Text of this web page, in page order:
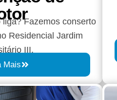
Fazemos conserto
Residencial Jardim
III.
Mais